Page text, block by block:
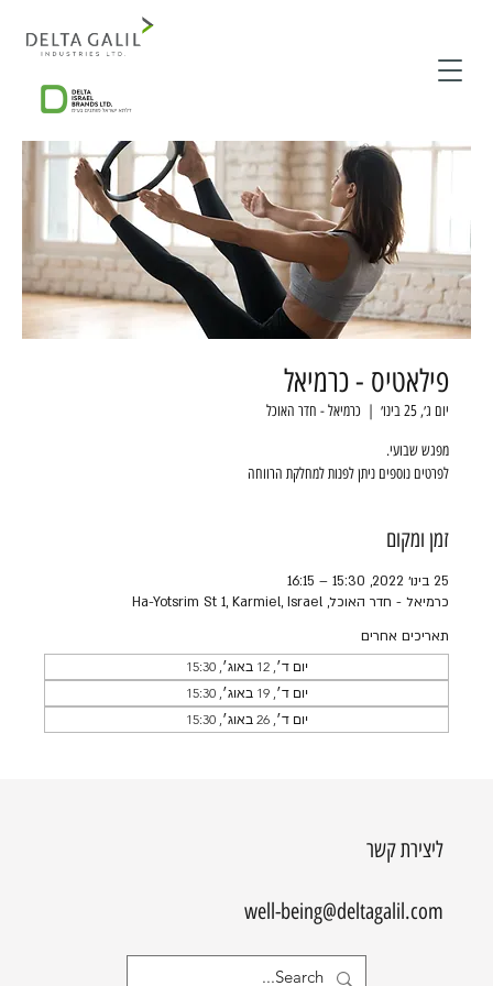
פילאטיס - כרמיאל
יום ג׳, 25 בינו׳
  |
כרמיאל - חדר האוכל
לפרטים נוספים ניתן לפנות למחלקת הרווחה
זמן ומקום
25 בינו׳ 2022, 15:30 – 16:15
כרמיאל - חדר האוכל, Ha-Yotsrim St 1, Karmiel, Israel
תאריכים אחרים
יום ד׳, 12 באוג׳, 15:30
יום ד׳, 19 באוג׳, 15:30
יום ד׳, 26 באוג׳, 15:30
ליצירת קשר
well-being@deltagalil.com